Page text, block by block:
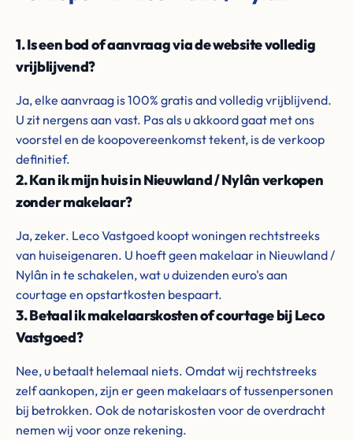
1. Is een bod of aanvraag via de website volledig
vrijblijvend?
Ja, elke aanvraag is 100% gratis and volledig vrijblijvend.
U zit nergens aan vast. Pas als u akkoord gaat met ons
voorstel en de koopovereenkomst tekent, is de verkoop
definitief.
2. Kan ik mijn huis in Nieuwland / Nylân verkopen
zonder makelaar?
Ja, zeker. Leco Vastgoed koopt woningen rechtstreeks
van huiseigenaren. U hoeft geen makelaar in Nieuwland /
Nylân in te schakelen, wat u duizenden euro's aan
courtage en opstartkosten bespaart.
3. Betaal ik makelaarskosten of courtage bij Leco
Vastgoed?
Nee, u betaalt helemaal niets. Omdat wij rechtstreeks
zelf aankopen, zijn er geen makelaars of tussenpersonen
bij betrokken. Ook de notariskosten voor de overdracht
nemen wij voor onze rekening.